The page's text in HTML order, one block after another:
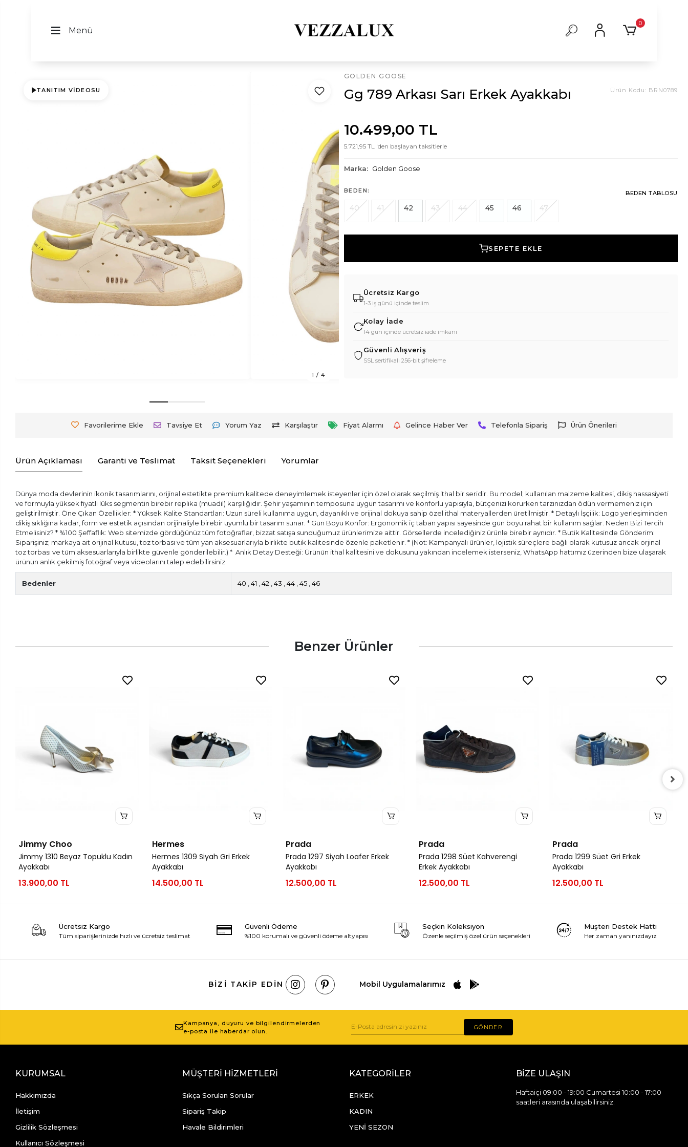
Menü
0
TANITIM VIDEOSU
1 / 4
GOLDEN GOOSE
Gg 789 Arkası Sarı Erkek Ayakkabı Ürün Kodu: BRN0789
10.499,00 TL
5.721,95 TL 'den başlayan taksitlerle
Marka: Golden Goose
BEDEN: BEDEN TABLOSU
40 41 42 43 44 45 46 47
SEPETE EKLE
Ücretsiz Kargo
1-3 iş günü içinde teslim
Kolay İade
14 gün içinde ücretsiz iade imkanı
Güvenli Alışveriş
SSL sertifikalı 256-bit şifreleme
Favorilerime Ekle Tavsiye Et Yorum Yaz Karşılaştır Fiyat Alarmı Gelince Haber Ver Telefonla Sipariş Ürün Önerileri
Ürün Açıklaması Garanti ve Teslimat Taksit Seçenekleri Yorumlar
Dünya moda devlerinin ikonik tasarımlarını, orijinal estetikte premium kalitede deneyimlemek isteyenler için özel olarak seçilmiş ithal bir seridir. Bu model; kullanılan malzeme kalitesi, dikiş hassasiyeti
ve formuyla yüksek fiyatlı lüks segmentin birebir replika (muadil) karşılığıdır. Şehir yaşamının temposuna uygun tasarımı ve konforlu yapısıyla, bütçenizi korurken tarzınızdan ödün vermemeniz için
geliştirilmiştir. Öne Çıkan Özellikler: * Yüksek Kalite Standartları: Uzun süreli kullanıma uygun, dayanıklı ve orijinal dokuya sahip özel ithal materyallerden üretilmiştir. * Detaylı İşçilik: Logo yerleşiminden
dikiş sıklığına kadar, form ve estetik açısından orijinaliyle birebir uyumlu bir tasarım sunar. * Gün Boyu Konfor: Ergonomik iç taban yapısı sayesinde gün boyu rahat bir kullanım sağlar. Neden Bizi Tercih
Etmelisiniz? * %100 Şeffaflık: Web sitemizde gördüğünüz tüm fotoğraflar, bizzat satışa sunduğumuz ürünlerimize aittir. Görsellerde incelediğiniz ürünle birebir aynıdır. * Butik Kalitesinde Gönderim:
Siparişiniz; markaya ait orijinal kutusu, toz torbası ve tüm yan aksesuarlarıyla birlikte butik kalitesinde özenle paketlenir. * (Not: Kampanyalı ürünler, lojistik süreçlere bağlı olarak kutusuz ancak orjinal
toz torbası ve tüm aksesuarlarıyla birlikte güvenle gönderilebilir.) * ⁠ Anlık Detay Desteği: Ürünün ithal kalitesini ve dokusunu yakından incelemek isterseniz, WhatsApp hattımız üzerinden bize ulaşarak
ürünün anlık çekilmiş fotoğraf veya videolarını talep edebilirsiniz.
Bedenler 40 ,41 ,42 ,43 ,44 ,45 ,46
Benzer Ürünler
Jimmy Choo
Jimmy 1310 Beyaz Topuklu Kadın
Ayakkabı
13.900,00 TL
Hermes
Hermes 1309 Siyah Gri Erkek
Ayakkabı
14.500,00 TL
Prada
Prada 1297 Siyah Loafer Erkek
Ayakkabı
12.500,00 TL
Prada
Prada 1298 Süet Kahverengi
Erkek Ayakkabı
12.500,00 TL
Prada
Prada 1299 Süet Gri Erkek
Ayakkabı
12.500,00 TL
Ücretsiz Kargo
Tüm siparişlerinizde hızlı ve ücretsiz teslimat
Güvenli Ödeme
%100 korumalı ve güvenli ödeme altyapısı
Seçkin Koleksiyon
Özenle seçilmiş özel ürün seçenekleri
Müşteri Destek Hattı
Her zaman yanınızdayız
BIZI TAKIP EDIN Mobil Uygulamalarımız
Kampanya, duyuru ve bilgilendirmelerden
e-posta ile haberdar olun.
GÖNDER
KURUMSAL
Hakkımızda
İletişim
Gizlilik Sözleşmesi
Kullanıcı Sözleşmesi
MÜŞTERİ HİZMETLERİ
Sıkça Sorulan Sorular
Sipariş Takip
Havale Bildirimleri
KATEGORİLER
ERKEK
KADIN
YENİ SEZON
BİZE ULAŞIN
Haftaiçi 09:00 - 19:00 Cumartesi 10:00 - 17:00
saatleri arasında ulaşabilirsiniz.